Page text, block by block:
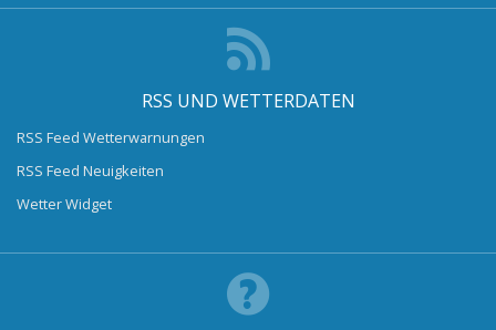
RSS UND WETTERDATEN
RSS Feed Wetterwarnungen
RSS Feed Neuigkeiten
Wetter Widget